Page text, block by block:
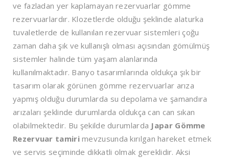
ve fazladan yer kaplamayan rezervuarlar gömme
rezervuarlardır. Klozetlerde olduğu şeklinde alaturka
tuvaletlerde de kullanılan rezervuar sistemleri çoğu
zaman daha şık ve kullanışlı olması açısından gömülmüş
sistemler halinde tüm yaşam alanlarında
kullanılmaktadır. Banyo tasarımlarında oldukça şık bir
tasarım olarak görünen gömme rezervuarlar arıza
yapmış olduğu durumlarda su depolama ve şamandıra
arızaları şeklinde durumlarda oldukça can can sıkan
olabilmektedir. Bu şekilde durumlarda Japar Gömme
Rezervuar tamirimevzusunda kırılgan hareket etmek
ve servis seçiminde dikkatli olmak gereklidir. Aksi